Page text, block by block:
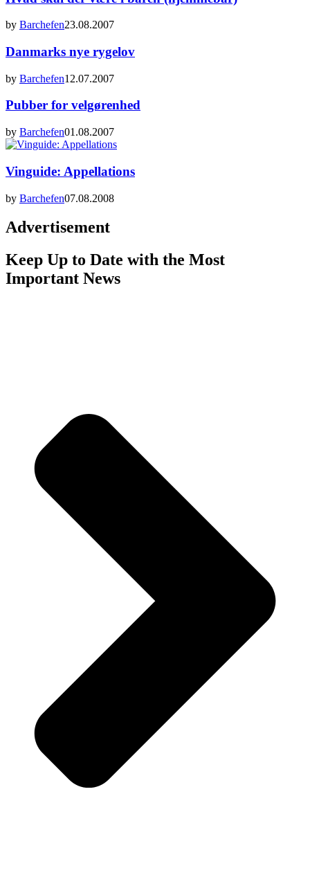
by Barchefen23.08.2007
Danmarks nye rygelov
by Barchefen12.07.2007
Pubber for velgørenhed
by Barchefen01.08.2007
Vinguide: Appellations
by Barchefen07.08.2008
Advertisement
Keep Up to Date with the Most
Important News